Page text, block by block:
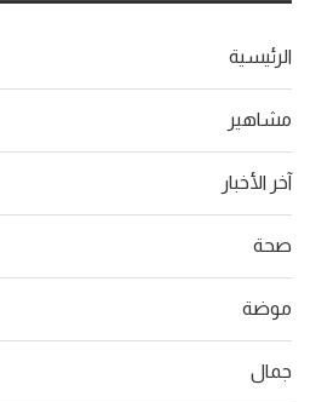
الرئيسية
مشاهير
آخر الأخبار
صحة
موضة
جمال